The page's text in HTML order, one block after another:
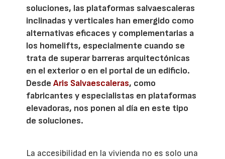
soluciones, las plataformas salvaescaleras
inclinadas y verticales han emergido como
alternativas eficaces y complementarias a
los homelifts, especialmente cuando se
trata de superar barreras arquitectónicas
en el exterior o en el portal de un edificio.
DesdeAris Salvaescaleras, como
fabricantes y especialistas en plataformas
elevadoras, nos ponen al día en este tipo
de soluciones.
La accesibilidad en la vivienda no es solo una